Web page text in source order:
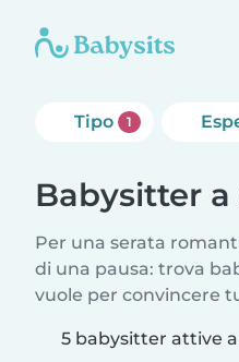
Tipo 1
Babysitter
Per una serata
di una pausa: trova
vuole per convincere
5 babysitter attive